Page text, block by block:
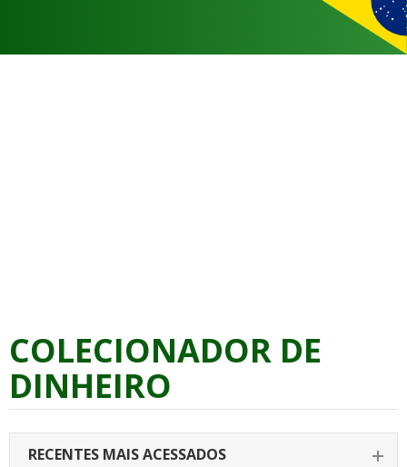
COLECIONADOR DE
DINHEIRO
RECENTES MAIS ACESSADOS